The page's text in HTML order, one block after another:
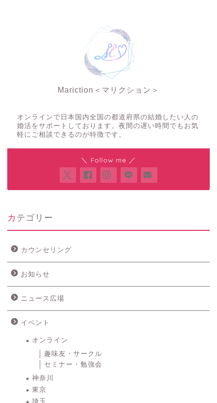
Mariction＜マリクション＞
オンラインで日本国内全国の都道府県の結婚したい人の
婚活をサポートしております。夜間の遅い時間でもお気
軽にご相談できるのが特徴です。
＼ Follow me ／
カテゴリー
カウンセリング
お知らせ
ニュース広場
イベント
オンライン
趣味友・サークル
セミナー・勉強会
神奈川
東京
埼玉